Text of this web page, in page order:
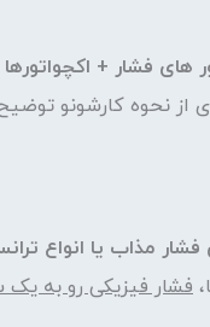
های فشار + اکچواتورها
از نحوه کارشونو
مذاب یا انواع
فشار فیزیکی رو به یک